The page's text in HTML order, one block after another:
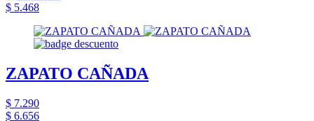
$ 5.468
ZAPATO CAÑADA
$ 7.290
$ 6.656